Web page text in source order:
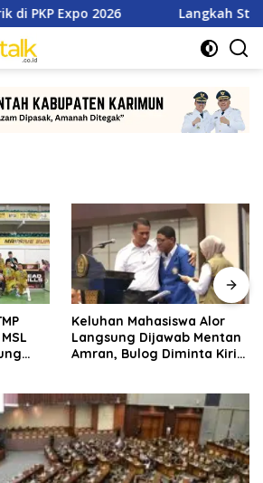
Expo 2026 Langkah Strategis
Keluhan Mahasiswa Alor
Langsung Dijawab Mentan
Amran, Bulog Diminta Kirim